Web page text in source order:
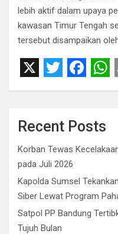
lebih aktif dalam upaya
kawasan Timur Tengah
tersebut disampaikan
X T
i
t
t
e
r
F
c
e
b
o
o
k
W
a
t
A
p
p
i
Recent Posts
Korban Tewas
pada Juli 2026
Kapolda Sumsel
Siber Lewat Program
Satpol PP Bandung
Tujuh Bulan